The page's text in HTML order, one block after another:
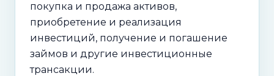
покупка и продажа активов,
приобретение и реализация
инвестиций, получение и погашение
займов и другие инвестиционные
трансакции.